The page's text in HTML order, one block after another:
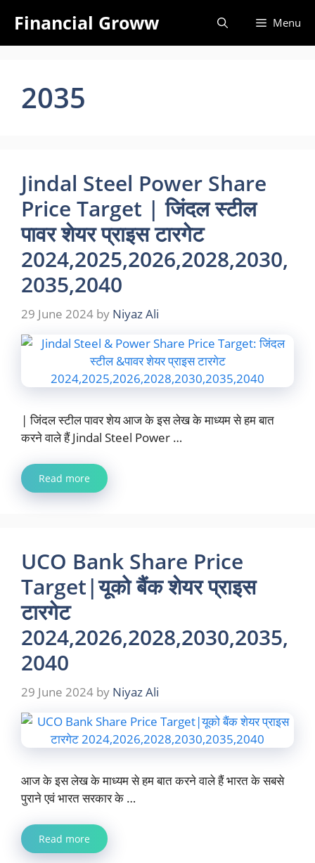
content
Financial Groww Menu
2035
Jindal Steel Power Share
Price Target | जिंदल स्टील
पावर शेयर प्राइस टारगेट
2024,2025,2026,2028,2030,
2035,2040
29 June 2024 by Niyaz Ali
| जिंदल स्टील पावर शेय आज के इस लेख के माध्यम से हम बात
करने वाले हैं Jindal Steel Power …
Read more
UCO Bank Share Price
Target|यूको बैंक शेयर प्राइस
टारगेट
2024,2026,2028,2030,2035,
2040
29 June 2024 by Niyaz Ali
आज के इस लेख के माध्यम से हम बात करने वाले हैं भारत के सबसे
पुराने एवं भारत सरकार के …
Read more